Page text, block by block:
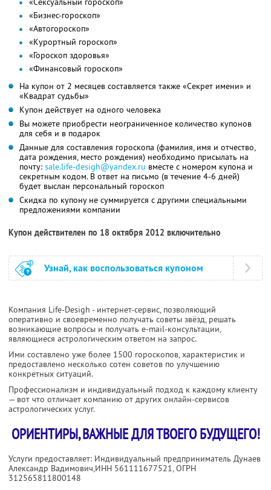
«Бизнес-гороскоп»
«Автогороскоп»
«Курортный гороскоп»
«Гороскоп здоровья»
«Финансовый гороскоп»
На купон от 2 месяцев составляется также «Секрет имени» и
«Квадрат судьбы»
Купон действует на одного человека
Вы можете приобрести неограниченное количество купонов
для себя и в подарок
Данные для составления гороскопа (фамилия, имя и отчество,
дата рождения, место рождения) необходимо присылать на
почту: sale.life-desigh@yandex.ru вместе с номером купона и
секретным кодом. В ответ на письмо (в течение 4-6 дней)
будет выслан персональный гороскоп
Скидка по купону не суммируется с другими специальными
предложениями компании
Купон действителен по 18 октября 2012 включительно
Узнай, как воспользоваться купоном
Компания Life-Desigh - интернет-сервис, позволяющий
оперативно и своевременно получать советы звёзд, решать
возникающие вопросы и получать e-mail-консультации,
являющиеся астрологическим ответом на запрос.
Ими составлено уже более 1500 гороскопов, характеристик и
предоставлено несколько сотен советов по улучшению
конкретных ситуаций.
Профессионализм и индивидуальный подход к каждому клиенту
— вот что отличает компанию от других онлайн-сервисов
астрологических услуг.
ОРИЕНТИРЫ, ВАЖНЫЕ ДЛЯ ТВОЕГО БУДУЩЕГО!
Услуги предоставляет: Индивидуальный предприниматель Дунаев
Александр Вадимович,ИНН 561111677521, ОГРН
312565811800148